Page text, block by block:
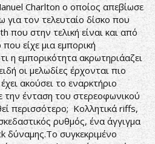
Charlton ο οποίος απεβίωσε
τον τελευταίο δίσκο που
που στην τελική είναι και από
είχε μια εμπορική
η εμπορικότητα ακρωτηριάαζει
οι μελωδίες έρχονται πιο
ακούσει το εναρκτήριο
την ένταση του στερεοφωνικού
περισσότερο; Κολλητικά riffs,
ρυθμός, ένα άγγιγμα
δύναμης.Το συγκεκριμένο